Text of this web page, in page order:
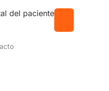
del paciente